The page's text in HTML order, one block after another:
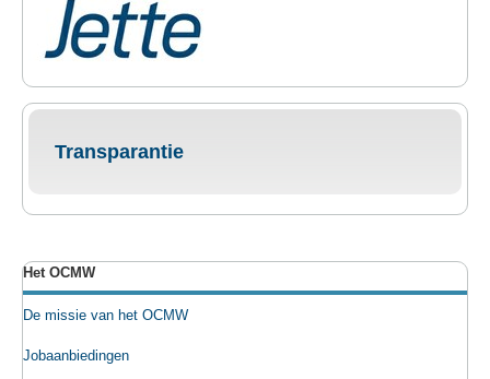
Transparantie
Het OCMW
De missie van het OCMW
Jobaanbiedingen